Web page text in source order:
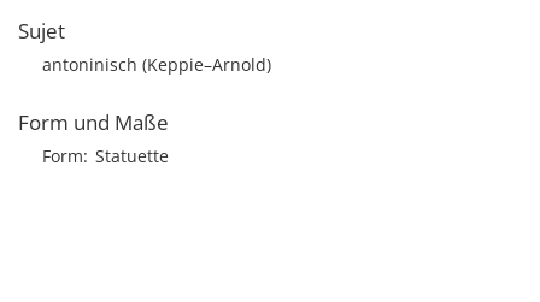
Sujet
antoninisch (Keppie–Arnold)
Form und Maße
Form Statuette